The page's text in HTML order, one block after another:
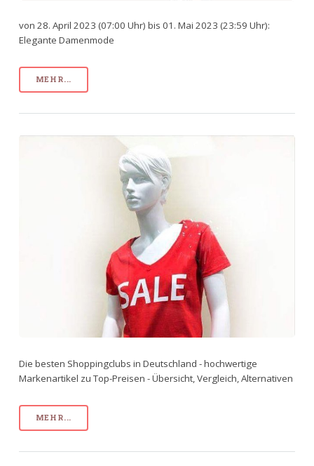
von 28. April 2023 (07:00 Uhr) bis 01. Mai 2023 (23:59 Uhr):
Elegante Damenmode
MEHR...
Die besten Shoppingclubs in Deutschland - hochwertige
Markenartikel zu Top-Preisen - Übersicht, Vergleich, Alternativen
MEHR...